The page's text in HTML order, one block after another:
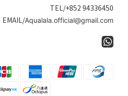
TEL/+852 94336450
EMAIL/Aqualala.official@gmail.com